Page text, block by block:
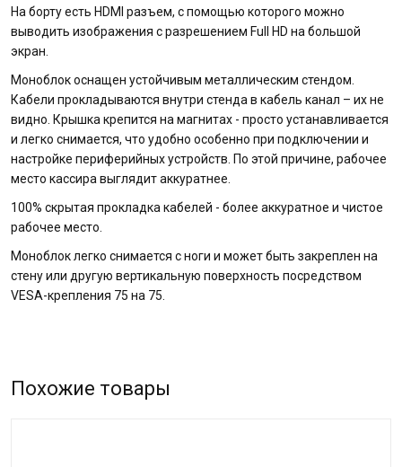
На борту есть HDMI разъем, с помощью которого можно
выводить изображения c разрешением Full HD на большой
экран.
Моноблок оснащен устойчивым металлическим стендом.
Кабели прокладываются внутри стенда в кабель канал – их не
видно. Крышка крепится на магнитах - просто устанавливается
и легко снимается, что удобно особенно при подключении и
настройке периферийных устройств. По этой причине, рабочее
место кассира выглядит аккуратнее.
100% скрытая прокладка кабелей - более аккуратное и чистое
рабочее место.
Моноблок легко снимается с ноги и может быть закреплен на
стену или другую вертикальную поверхность посредством
VESA-крепления 75 на 75.
Похожие товары